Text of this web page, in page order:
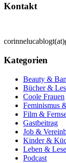
Kontakt
Kategorien
Beauty &
Bücher &
Coole Frauen
Feminismus
Film &
Gastbeitrag
Job &
Kinder &
Leben &
Podcast